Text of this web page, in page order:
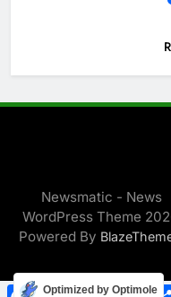
Newsmatic - News
WordPress Theme
Powered By
FacebookWhatsApp
Twitter
Optimized by Optimole